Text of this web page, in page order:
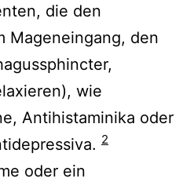
die den
Mageneingang, den
wie
Antihistaminika oder
2
oder ein